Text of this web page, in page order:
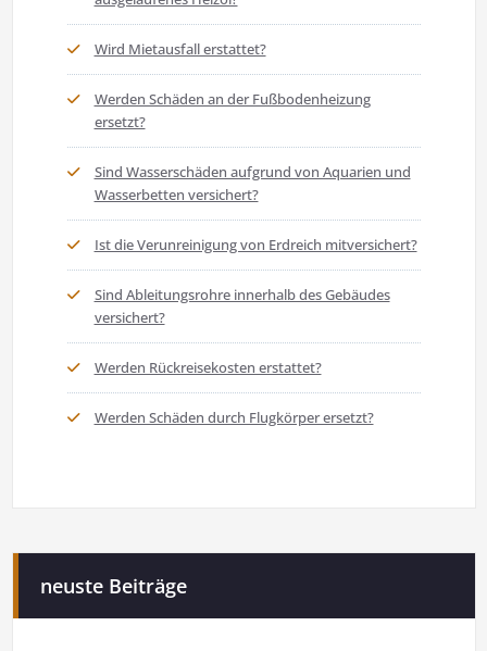
Wird Mietausfall erstattet?
Werden Schäden an der Fußbodenheizung
ersetzt?
Sind Wasserschäden aufgrund von Aquarien und
Wasserbetten versichert?
Ist die Verunreinigung von Erdreich mitversichert?
Sind Ableitungsrohre innerhalb des Gebäudes
versichert?
Werden Rückreisekosten erstattet?
Werden Schäden durch Flugkörper ersetzt?
neuste Beiträge